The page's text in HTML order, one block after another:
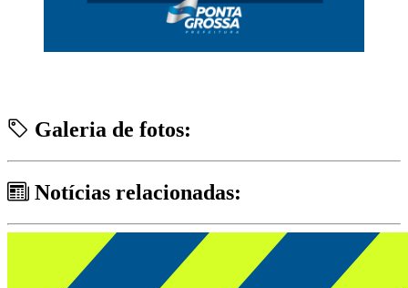
Galeria de fotos:
Notícias relacionadas: